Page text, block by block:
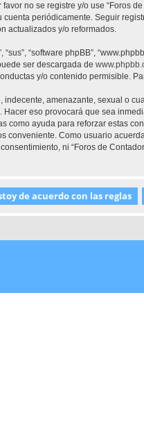
no se registre y/o use “Foros
periódicamente. Seguir
actualizados y/o reformados.
“software phpBB”,
ser descargada de
y/o contenido permisible.
amenazante, sexual o
eso provocará que sea
ayuda para reforzar estas
conveniente. Como usuario
ni “Foros de